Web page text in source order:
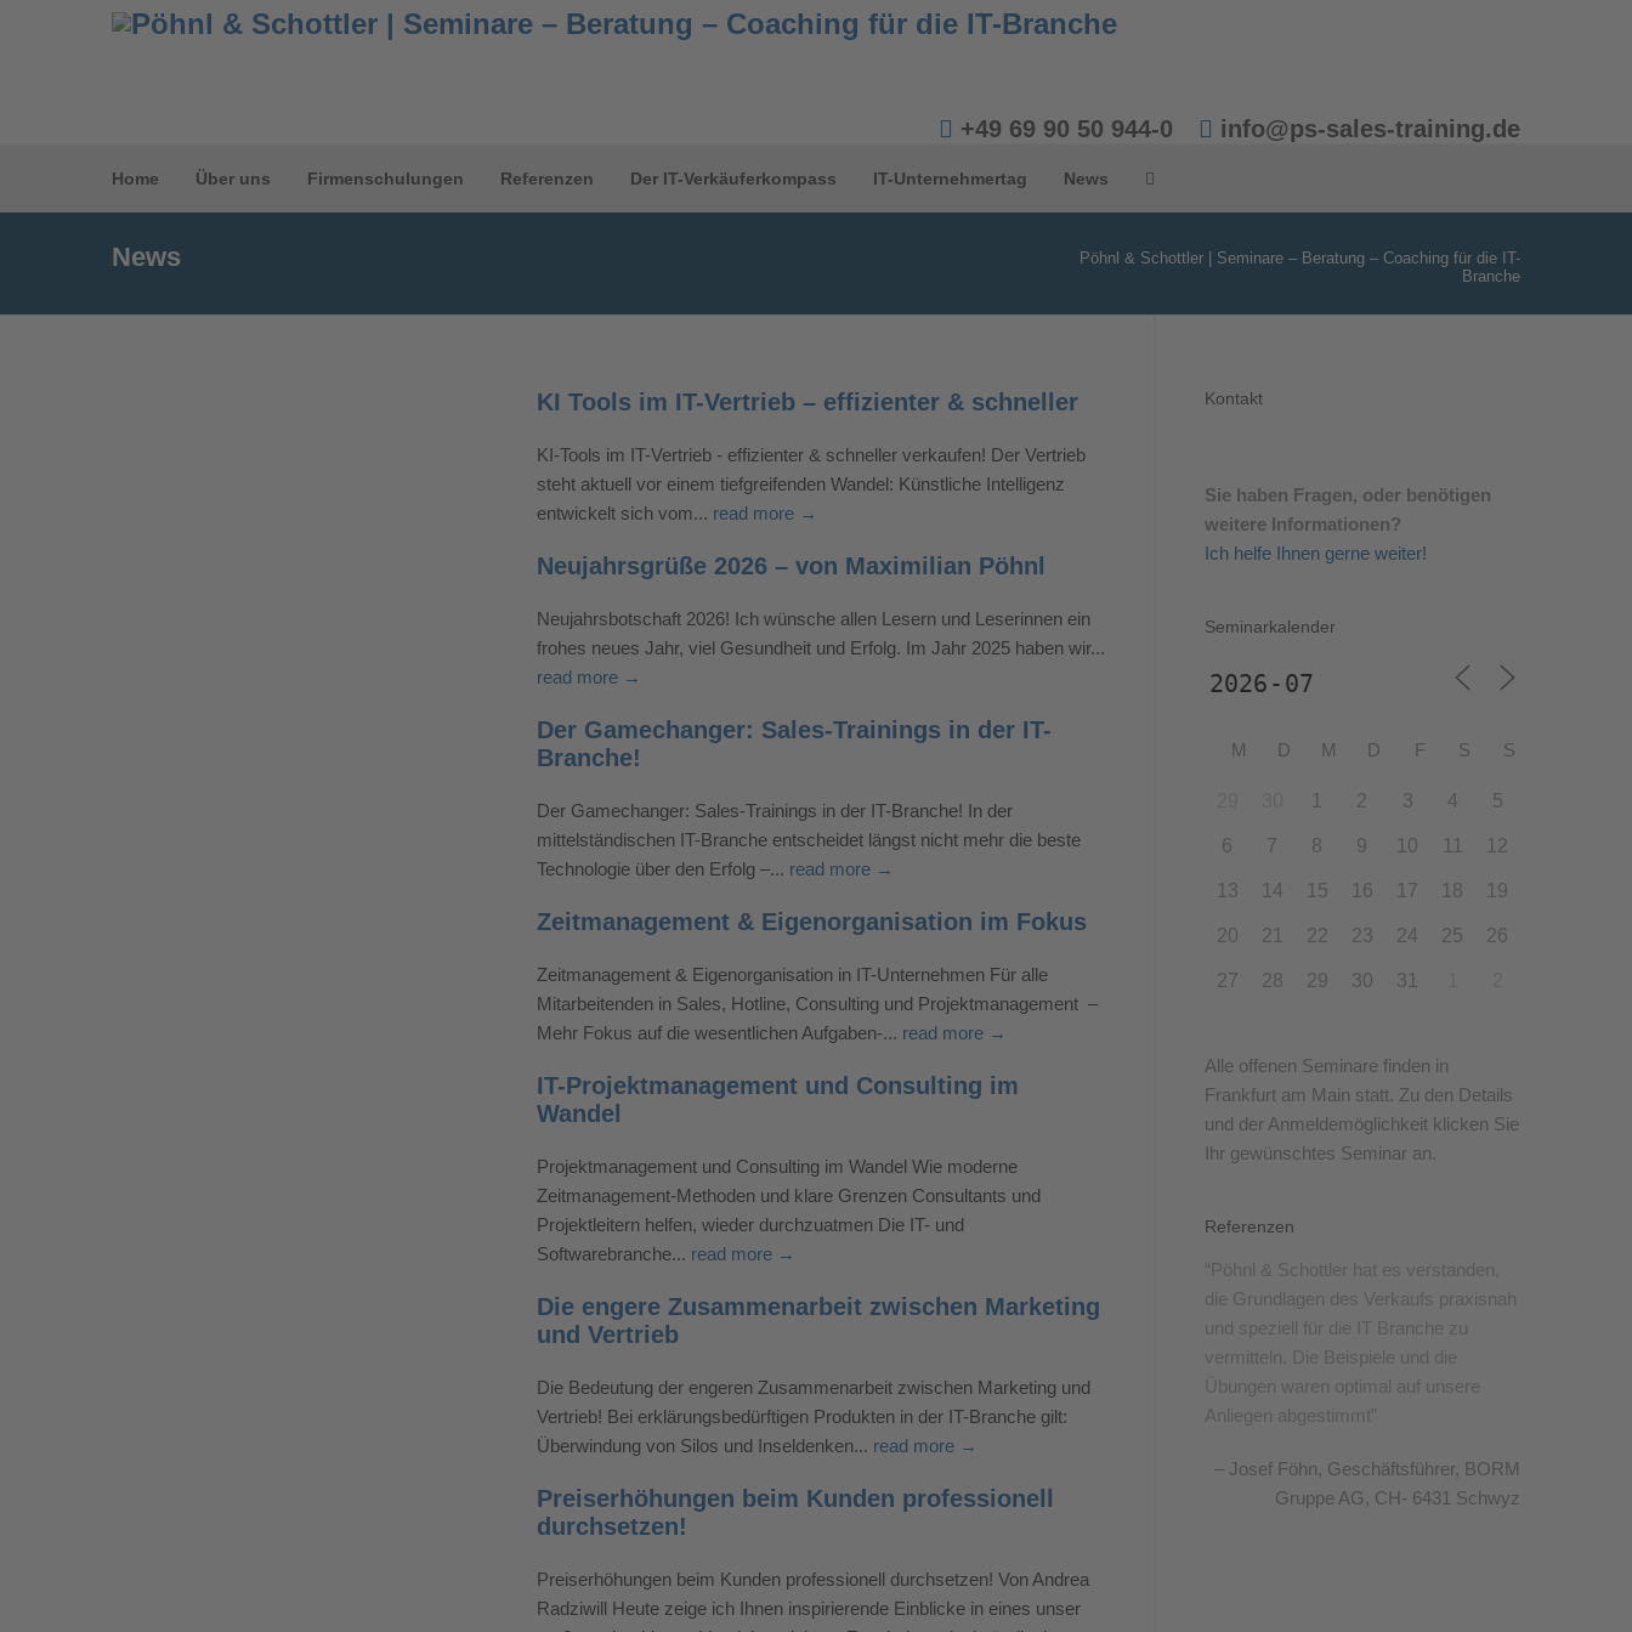
+49 69 90 50 944-0 info@ps-sales-training.de
Home Über uns Firmenschulungen Referenzen Der IT-Verkäuferkompass IT-Unternehmertag News
News
Pöhnl & Schottler | Seminare – Beratung – Coaching für die IT-
Branche
KI Tools im IT-Vertrieb – effizienter & schneller
KI-Tools im IT-Vertrieb - effizienter & schneller verkaufen! Der Vertrieb
steht aktuell vor einem tiefgreifenden Wandel: Künstliche Intelligenz
entwickelt sich vom... read more →
Neujahrsgrüße 2026 – von Maximilian Pöhnl
Neujahrsbotschaft 2026! Ich wünsche allen Lesern und Leserinnen ein
frohes neues Jahr, viel Gesundheit und Erfolg. Im Jahr 2025 haben wir...
read more →
Der Gamechanger: Sales-Trainings in der IT-
Branche!
Der Gamechanger: Sales-Trainings in der IT-Branche! In der
mittelständischen IT-Branche entscheidet längst nicht mehr die beste
Technologie über den Erfolg –... read more →
Zeitmanagement & Eigenorganisation im Fokus
Zeitmanagement & Eigenorganisation in IT-Unternehmen Für alle
Mitarbeitenden in Sales, Hotline, Consulting und Projektmanagement –
Mehr Fokus auf die wesentlichen Aufgaben-... read more →
IT-Projektmanagement und Consulting im
Wandel
Projektmanagement und Consulting im Wandel Wie moderne
Zeitmanagement-Methoden und klare Grenzen Consultants und
Projektleitern helfen, wieder durchzuatmen Die IT- und
Softwarebranche... read more →
Die engere Zusammenarbeit zwischen Marketing
und Vertrieb
Die Bedeutung der engeren Zusammenarbeit zwischen Marketing und
Vertrieb! Bei erklärungsbedürftigen Produkten in der IT-Branche gilt:
Überwindung von Silos und Inseldenken... read more →
Preiserhöhungen beim Kunden professionell
durchsetzen!
Preiserhöhungen beim Kunden professionell durchsetzen! Von Andrea
Radziwill Heute zeige ich Ihnen inspirierende Einblicke in eines unser
Kontakt
Sie haben Fragen, oder benötigen
weitere Informationen?
Ich helfe Ihnen gerne weiter!
Seminarkalender
M D M D F S S
1 2 3 4 5
6 7 8 9 10 11 12
13 14 15 16 17 18 19
20 21 22 23 24 25 26
27 28 29 30 31
Alle offenen Seminare finden in
Frankfurt am Main statt. Zu den Details
und der Anmeldemöglichkeit klicken Sie
Ihr gewünschtes Seminar an.
Referenzen
Pöhnl & Schottler hat es verstanden,
die Grundlagen des Verkaufs praxisnah
und speziell für die IT Branche zu
vermitteln. Die Beispiele und die
Übungen waren optimal auf unsere
Anliegen abgestimmt
Josef Föhn Geschäftsführer BORM
Gruppe AG, CH- 6431 Schwyz